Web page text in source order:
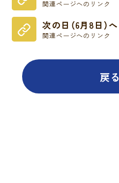
関連ページへのリンク
次の日（6月8日）へ
関連ページへのリンク
戻る